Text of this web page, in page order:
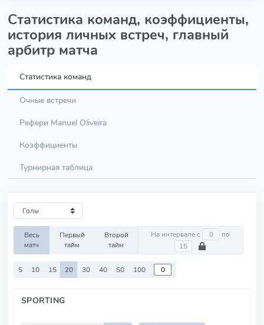
Статистика команд, коэффициенты,
история личных встреч, главный
арбитр матча
Статистика команд
Очные встречи
Рефери Manuel Oliveira
Коэффициенты
Турнирная таблица
Весь
матч
Первый
тайм
Второй
тайм
На интервале с по
5 10 15 20 30 40 50 100
SPORTING